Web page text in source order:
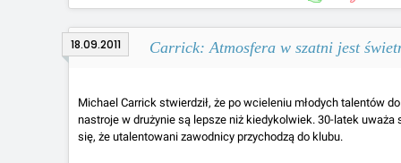
18.09.2011 Carrick: Atmosfera w szatni jest
Michael Carrick stwierdził, że po wcieleniu młodych talentów
nastroje w drużynie są lepsze niż kiedykolwiek. 30-latek uważa
się, że utalentowani zawodnicy przychodzą do klubu.